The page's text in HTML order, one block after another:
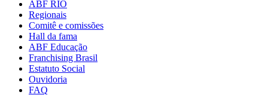
ABF RIO
Regionais
Comitê e comissões
Hall da fama
ABF Educação
Franchising Brasil
Estatuto Social
Ouvidoria
FAQ